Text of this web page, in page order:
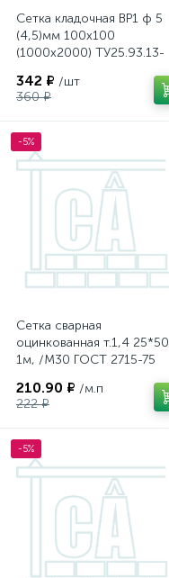
Сетка кладочная ВР1 ф 5
(4,5)мм 100х100
(1000х2000) ТУ25.93.13-
100шт/уп
342 ₽ /шт
360 ₽
-5%
Сетка сварная
оцинкованная т.1,4 25*50
1м, /М30 ГОСТ 2715-75
210.90 ₽ /м.п
222 ₽
-5%